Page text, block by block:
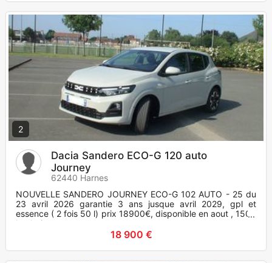
2
Dacia Sandero ECO-G 120 auto
Journey
62440 Harnes
NOUVELLE SANDERO JOURNEY ECO-G 102 AUTO - 25 du
23 avril 2026 garantie 3 ans jusque avril 2029, gpl et
essence ( 2 fois 50 l) prix 18900€, disponible en aout , 1500
km boite automa
18 900 €